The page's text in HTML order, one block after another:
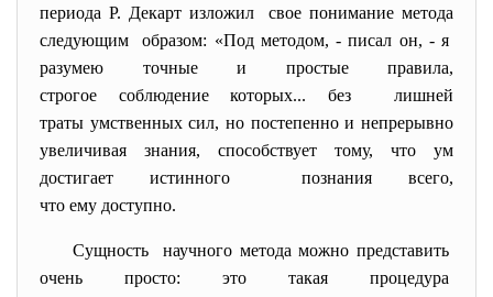
периода Р. Декарт изложил свое понимание метода
следующим образом: «Под методом, - писал он, - я
разумею точные и простые правила,
строгое соблюдение которых... без лишней
траты умственных сил, но постепенно и непрерывно
увеличивая знания, способствует тому, что ум
достигает истинного познания всего,
что ему доступно.
Сущность научного метода можно представить
очень просто: это такая процедура